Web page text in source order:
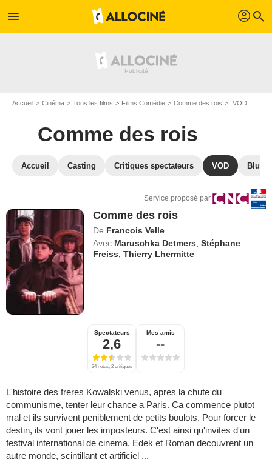
menu profil search
Accueil Cinéma Tous les films Films Comédie Comme des rois VOD Comme des rois
Comme des rois
Accueil Casting Critiques spectateurs VOD Blu-
Service proposé par
Comme des rois
De Francois Velle
Avec Maruschka Detmers ,Stéphane
Freiss ,Thierry Lhermitte
Spectateurs
2,6
24 notes, 2 critiques
Mes amis
--
L'histoire des freres Kowalski venus, apres la chute du
communisme, tenter leur chance a Paris. Ca commence plutot
mal et ils survivent peniblement de petits boulots. Pour forcer le
destin, ils vont jouer les imposteurs. C'est ainsi qu'invites d'un
festival international de cinema, Edek et Roman decouvrent un
autre monde, scintillant et artificiel ...